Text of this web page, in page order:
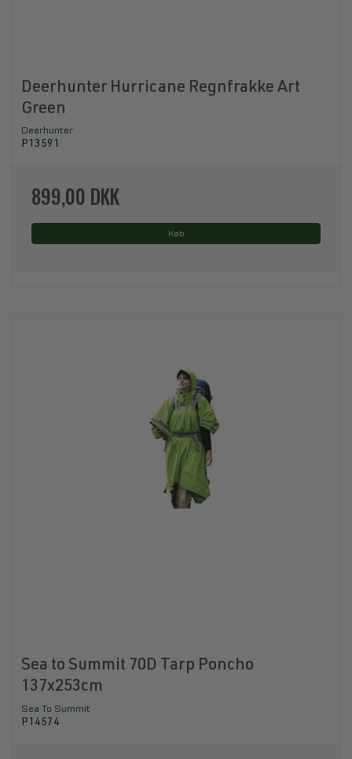
Deerhunter Hurricane Regnfrakke Art
Green
Deerhunter
P13591
899,00 DKK
Køb
Sea to Summit 70D Tarp Poncho
137x253cm
Sea To Summit
P14574